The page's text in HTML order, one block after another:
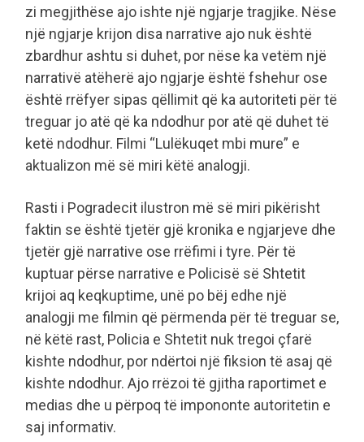
zi megjithëse ajo ishte një ngjarje tragjike. Nëse
një ngjarje krijon disa narrative ajo nuk është
zbardhur ashtu si duhet, por nëse ka vetëm një
narrativë atëherë ajo ngjarje është fshehur ose
është rrëfyer sipas qëllimit që ka autoriteti për të
treguar jo atë që ka ndodhur por atë që duhet të
ketë ndodhur. Filmi “Lulëkuqet mbi mure” e
aktualizon më së miri këtë analogji.
Rasti i Pogradecit ilustron më së miri pikërisht
faktin se është tjetër gjë kronika e ngjarjeve dhe
tjetër gjë narrative ose rrëfimi i tyre. Për të
kuptuar përse narrative e Policisë së Shtetit
krijoi aq keqkuptime, unë po bëj edhe një
analogji me filmin që përmenda për të treguar se,
në këtë rast, Policia e Shtetit nuk tregoi çfarë
kishte ndodhur, por ndërtoi një fiksion të asaj që
kishte ndodhur. Ajo rrëzoi të gjitha raportimet e
medias dhe u përpoq të impononte autoritetin e
saj informativ.